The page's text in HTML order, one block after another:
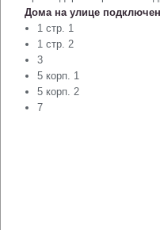
Дома на улице
1 стр. 1
1 стр. 2
3
5 корп. 1
5 корп. 2
7